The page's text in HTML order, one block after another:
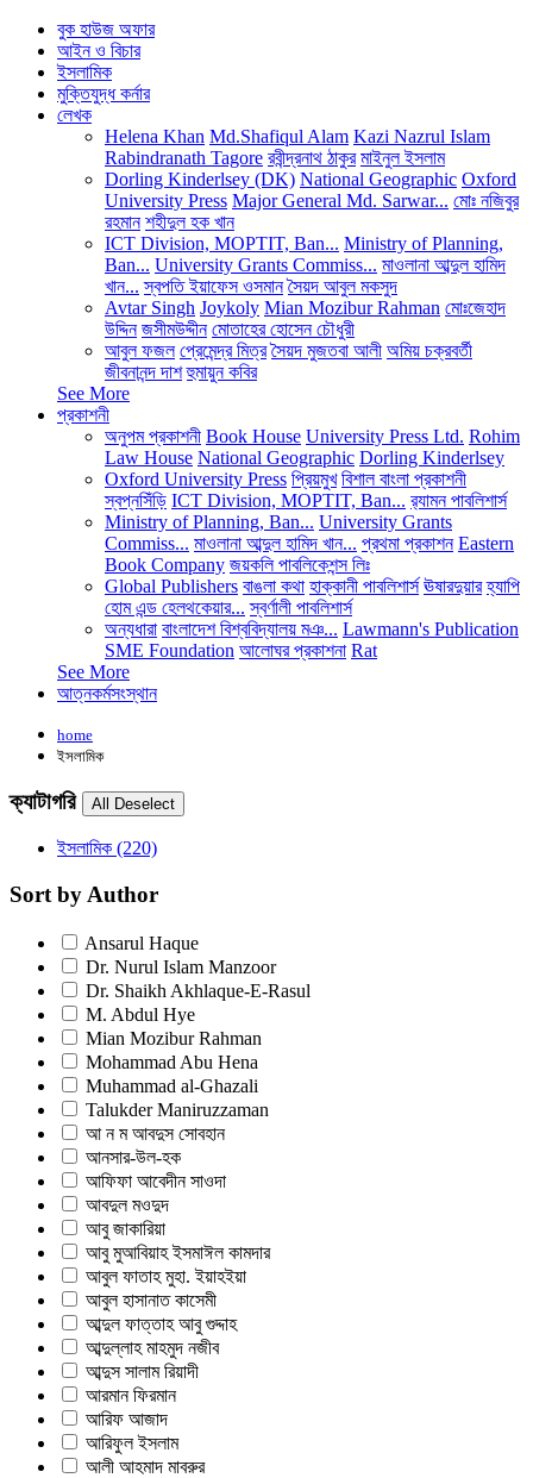
বুক হাউজ অফার
আইন ও বিচার
ইসলামিক
মুক্তিযুদ্ধ কর্নার
লেখক
Helena Khan Md.Shafiqul Alam Kazi Nazrul Islam
Rabindranath Tagore রবীন্দ্রনাথ ঠাকুর মাইনুল ইসলাম
Dorling Kinderlsey (DK) National Geographic Oxford
University Press Major General Md. Sarwar... মোঃ নজিবুর
রহমান শহীদুল হক খান
ICT Division, MOPTIT, Ban... Ministry of Planning,
Ban... University Grants Commiss... মাওলানা আব্দুল হামিদ
খান... স্বপতি ইয়াফেস ওসমান সৈয়দ আবুল মকসুদ
Avtar Singh Joykoly Mian Mozibur Rahman মোঃজেহাদ
উদ্দিন জসীমউদ্দীন মোতাহের হোসেন চৌধুরী
আবুল ফজল প্রেমেন্দ্র মিত্র সৈয়দ মুজতবা আলী অমিয় চক্রবর্তী
জীবনানন্দ দাশ হুমায়ুন কবির
See More
প্রকাশনী
অনুপম প্রকাশনী Book House University Press Ltd. Rohim
Law House National Geographic Dorling Kinderlsey
Oxford University Press প্রিয়মুখ বিশাল বাংলা প্রকাশনী
স্বপ্নসিঁড়ি ICT Division, MOPTIT, Ban... র‍্যামন পাবলিশার্স
Ministry of Planning, Ban... University Grants
Commiss... মাওলানা আব্দুল হামিদ খান... প্রথমা প্রকাশন Eastern
Book Company জয়কলি পাবলিকেশন্স লিঃ
Global Publishers বাঙলা কথা হাক্কানী পাবলিশার্স ঊষারদুয়ার হ্যাপি
হোম এন্ড হেলথকেয়ার... স্বর্ণালী পাবলিশার্স
অন্যধারা বাংলাদেশ বিশ্ববিদ্যালয় মঞ... Lawmann's Publication
SME Foundation আলোঘর প্রকাশনা Rat
See More
আত্নকর্মসংস্থান
home
ইসলামিক
ক্যাটাগরি
ইসলামিক (220)
Sort by Author
Ansarul Haque
Dr. Nurul Islam Manzoor
Dr. Shaikh Akhlaque-E-Rasul
M. Abdul Hye
Mian Mozibur Rahman
Mohammad Abu Hena
Muhammad al-Ghazali
Talukder Maniruzzaman
আ ন ম আবদুস সোবহান
আনসার-উল-হক
আফিফা আবেদীন সাওদা
আবদুল মওদুদ
আবু জাকারিয়া
আবু মুআবিয়াহ ইসমাঈল কামদার
আবুল ফাতাহ মুহা. ইয়াহইয়া
আবুল হাসানাত কাসেমী
আব্দুল ফাত্তাহ আবু গুদ্দাহ
আব্দুল্লাহ মাহমুদ নজীব
আব্দুস সালাম রিয়াদী
আরমান ফিরমান
আরিফ আজাদ
আরিফুল ইসলাম
আলী আহমাদ মাবরুর